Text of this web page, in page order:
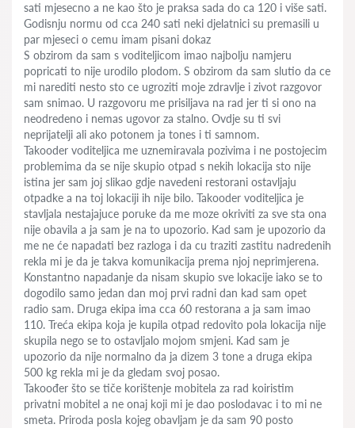
sati mjesecno a ne kao što je praksa sada do ca 120 i više sati.
Godisnju normu od cca 240 sati neki djelatnici su premasili u
par mjeseci o cemu imam pisani dokaz
S obzirom da sam s voditeljicom imao najbolju namjeru
popricati to nije urodilo plodom. S obzirom da sam slutio da ce
mi narediti nesto sto ce ugroziti moje zdravlje i zivot razgovor
sam snimao. U razgovoru me prisiljava na rad jer ti si ono na
neodredeno i nemas ugovor za stalno. Ovdje su ti svi
neprijatelji ali ako potonem ja tones i ti samnom.
Takooder voditeljica me uznemiravala pozivima i ne postojecim
problemima da se nije skupio otpad s nekih lokacija sto nije
istina jer sam joj slikao gdje navedeni restorani ostavljaju
otpadke a na toj lokaciji ih nije bilo. Takooder voditeljica je
stavljala nestajajuce poruke da me moze okriviti za sve sta ona
nije obavila a ja sam je na to upozorio. Kad sam je upozorio da
me ne će napadati bez razloga i da cu traziti zastitu nadredenih
rekla mi je da je takva komunikacija prema njoj neprimjerena.
Konstantno napadanje da nisam skupio sve lokacije iako se to
dogodilo samo jedan dan moj prvi radni dan kad sam opet
radio sam. Druga ekipa ima cca 60 restorana a ja sam imao
110. Treća ekipa koja je kupila otpad redovito pola lokacija nije
skupila nego se to ostavljalo mojom smjeni. Kad sam je
upozorio da nije normalno da ja dizem 3 tone a druga ekipa
500 kg rekla mi je da gledam svoj posao.
Takoođer što se tiče korištenje mobitela za rad koiristim
privatni mobitel a ne onaj koji mi je dao poslodavac i to mi ne
smeta. Priroda posla kojeg obavljam je da sam 90 posto